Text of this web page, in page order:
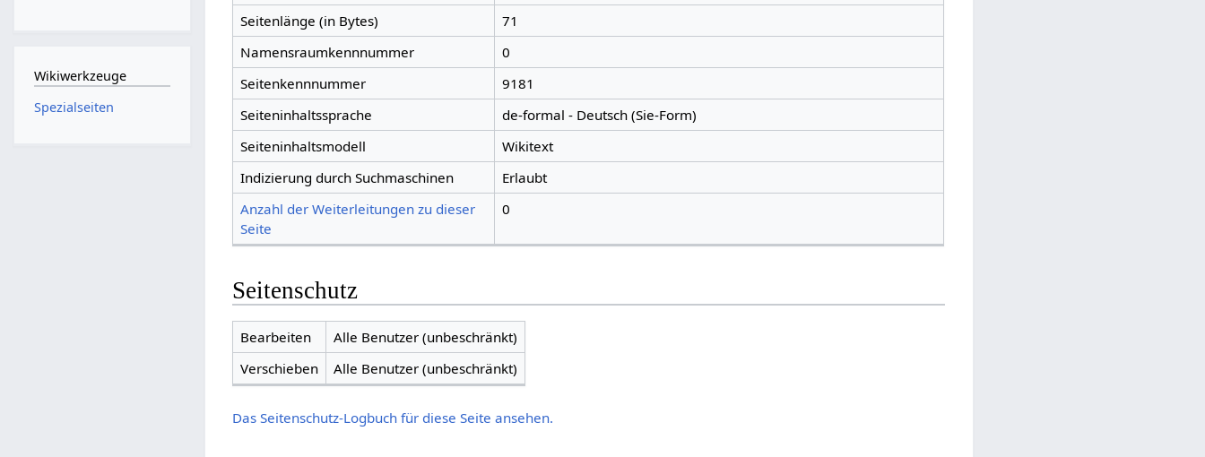
Seitenlänge (in Bytes)
71
Namensraumkennnummer
0
Seitenkennnummer
9181
Seiteninhaltssprache
de-formal - Deutsch (Sie-Form)
Seiteninhaltsmodell
Wikitext
Indizierung durch Suchmaschinen
Erlaubt
Anzahl der Weiterleitungen zu dieser
Seite
0
Seitenschutz
Bearbeiten
Alle Benutzer (unbeschränkt)
Verschieben
Alle Benutzer (unbeschränkt)
Das Seitenschutz-Logbuch für diese Seite ansehen.
Wikiwerkzeuge
Spezialseiten